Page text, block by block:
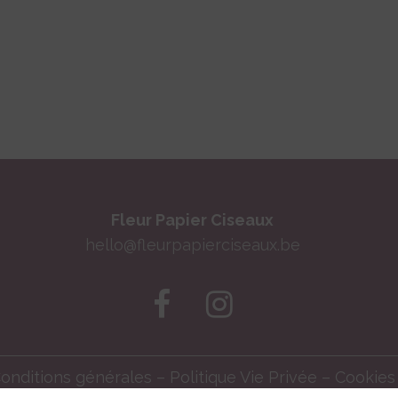
Fleur Papier Ciseaux
hello@fleurpapierciseaux.be
générales – Politique Vie Privée – Cookies